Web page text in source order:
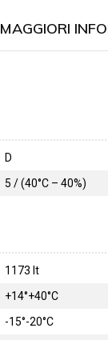
MAGGIORI
D
5 / (40°C – 40%)
1173 lt
+14°+40°C
-15°-20°C